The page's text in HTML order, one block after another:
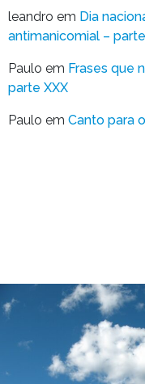
leandro em Dia
antimanicomial – parte I
Paulo em Frases que
parte XXX
Paulo em Canto para